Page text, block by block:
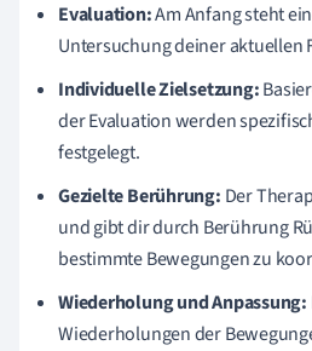
Evaluation:Am Anfang steht
Untersuchung deiner aktuellen
Individuelle Zielsetzung:
der Evaluation werden
festgelegt.
Gezielte Berührung: Der
und gibt dir durch Berührung
bestimmte Bewegungen zu
Wiederholung und Anpassung:
Wiederholungen der